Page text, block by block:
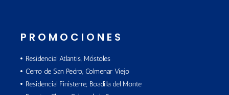
PROMOCIONES
Residencial Atlantis, Móstoles
Cerro de San Pedro, Colmenar Viejo
Residencial Finisterre, Boadilla del Monte